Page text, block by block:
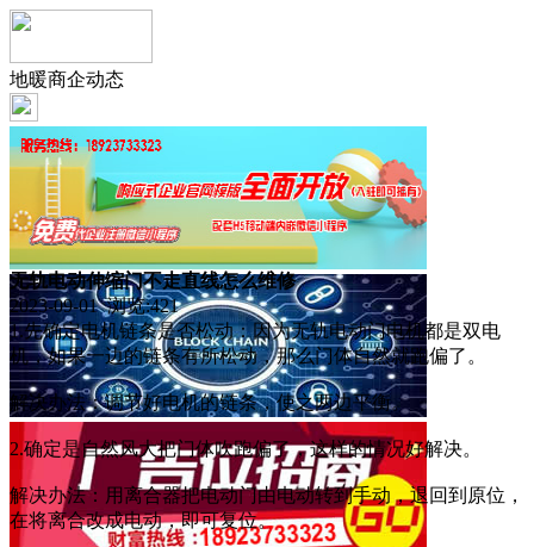
地暖商企动态
无轨电动伸缩门不走直线怎么维修
2023-09-01 浏览:421
1.先确定电机链条是否松动：因为无轨电动门电机都是双电
机，如果一边的链条有所松动，那么门体自然就跑偏了。
解决办法：调节好电机的链条，使之两边平衡。
2.确定是自然风大把门体吹跑偏了，这样的情况好解决。
解决办法：用离合器把电动门由电动转到手动，退回到原位，
在将离合改成电动，即可复位。